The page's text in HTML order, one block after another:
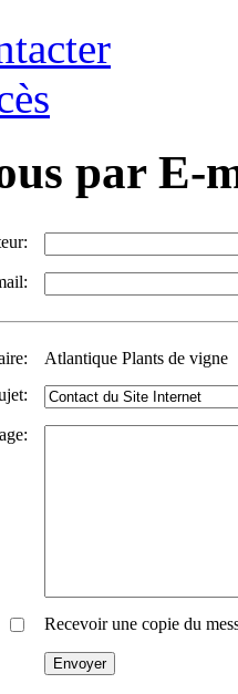
par E-
Atlantique Plants de vigne
Recevoir une copie du